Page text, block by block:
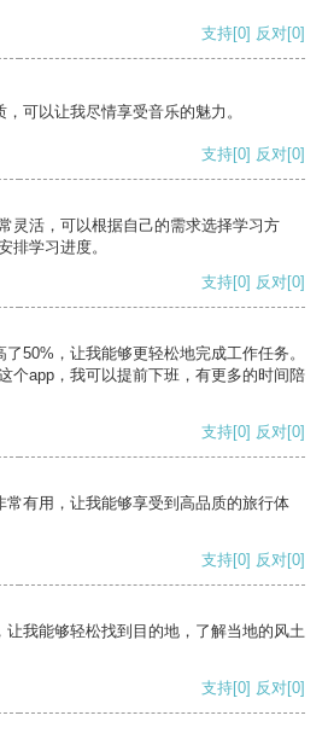
支持[0] 反对[0]
可以让我尽情享受音乐的魅力。
支持[0] 反对[0]
灵活，可以根据自己的需求选择学习方
排学习进度。
支持[0] 反对[0]
50%，让我能够更轻松地完成工作任务。
个app，我可以提前下班，有更多的时间陪
支持[0] 反对[0]
常有用，让我能够享受到高品质的旅行体
支持[0] 反对[0]
让我能够轻松找到目的地，了解当地的风土
支持[0] 反对[0]